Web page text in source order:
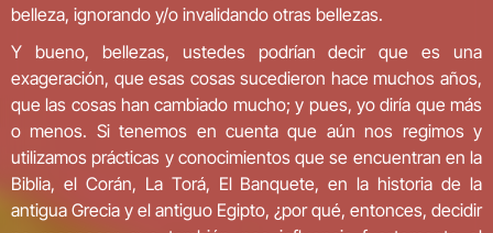
belleza, ignorando y/o invalidando otras bellezas.
Y bueno, bellezas, ustedes podrían decir que es una
exageración, que esas cosas sucedieron hace muchos años,
que las cosas han cambiado mucho; y pues, yo diría que más
o menos. Si tenemos en cuenta que aún nos regimos y
utilizamos prácticas y conocimientos que se encuentran en la
Biblia, el Corán, La Torá, El Banquete, en la historia de la
antigua Grecia y el antiguo Egipto, ¿por qué, entonces, decidir